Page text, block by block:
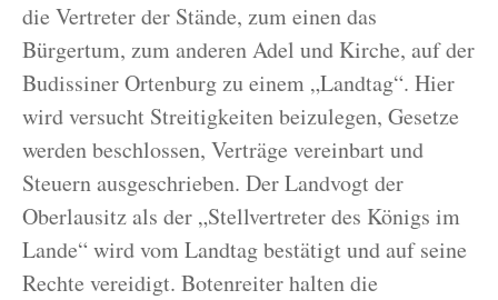
die Vertreter der Stände, zum einen das
Bürgertum, zum anderen Adel und Kirche, auf der
Budissiner Ortenburg zu einem „Landtag“. Hier
wird versucht Streitigkeiten beizulegen, Gesetze
werden beschlossen, Verträge vereinbart und
Steuern ausgeschrieben. Der Landvogt der
Oberlausitz als der „Stellvertreter des Königs im
Lande“ wird vom Landtag bestätigt und auf seine
Rechte vereidigt. Botenreiter halten die